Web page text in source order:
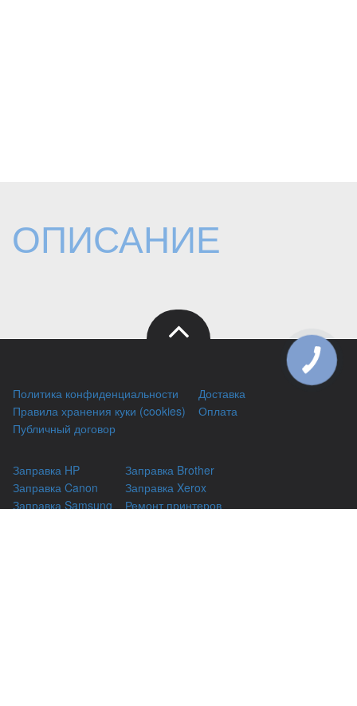
ОПИСАНИЕ
Политика конфиденциальности
Правила хранения куки (cookies)
Публичный договор
Доставка
Оплата
Заправка HP
Заправка Canon
Заправка Samsung
Заправка Brother
Заправка Xerox
Ремонт принтеров
КНОПКА
ЗВ'ЯЗКУ